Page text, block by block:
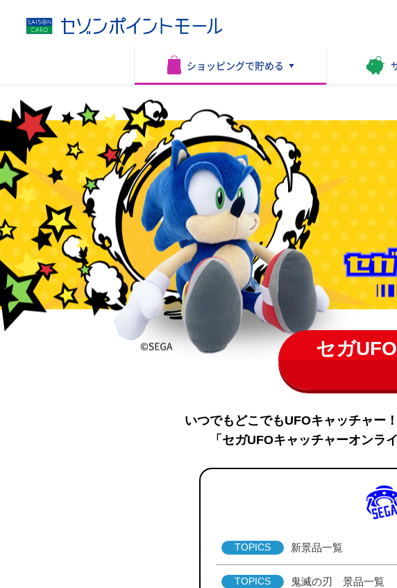
ショッピングで貯める
セガ
いつでもどこでもUFOキャッチャー
「セガUFOキャッチャーオンラ
TOPICS 新景品一覧
TOPICS 鬼滅の刃 景品一覧